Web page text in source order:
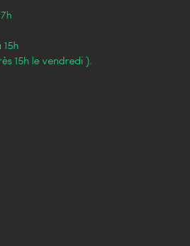
15h
15h le vendredi ).